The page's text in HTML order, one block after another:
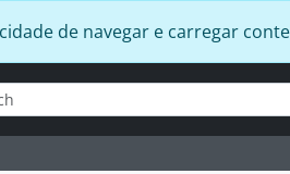
de navegar e carregar
busca